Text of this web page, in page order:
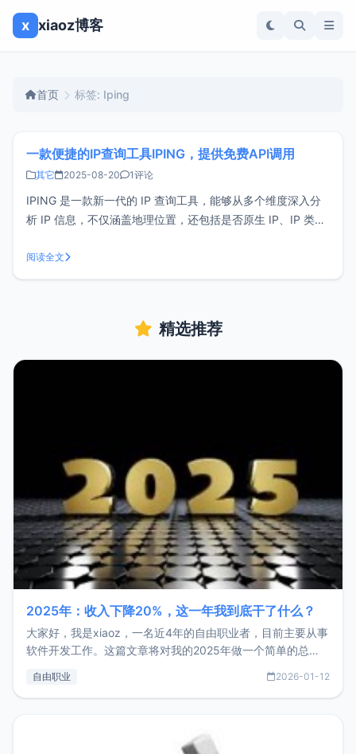
x xiaoz博客
首页 标签: Iping
一款便捷的IP查询工具IPING，提供免费API调用
其它 2025-08-20 1评论
IPING 是一款新一代的 IP 查询工具，能够从多个维度深入分
析 IP 信息，不仅涵盖地理位置，还包括是否原生 IP、IP 类型
的信誉度和纯净程度。如何使用 IPING？IPING 是一款完全免
费的网络工具，提供中英文双语界面，使用简单便
阅读全文
精选推荐
2025年：收入下降20%，这一年我到底干了什么？
大家好，我是xiaoz，一名近4年的自由职业者，目前主要从事
软件开发工作。这篇文章将对我的2025年做一个简单的总
收入下降20%，但却过得很充实，2026年不求突破，但求保
自由职业 2026-01-12